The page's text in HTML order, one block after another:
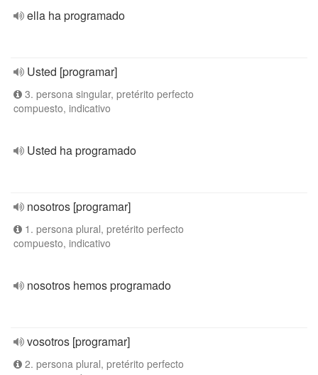
ella ha programado
Usted [programar]
3. persona singular, pretérito perfecto
compuesto, indicativo
Usted ha programado
nosotros [programar]
1. persona plural, pretérito perfecto
compuesto, indicativo
nosotros hemos programado
vosotros [programar]
2. persona plural, pretérito perfecto